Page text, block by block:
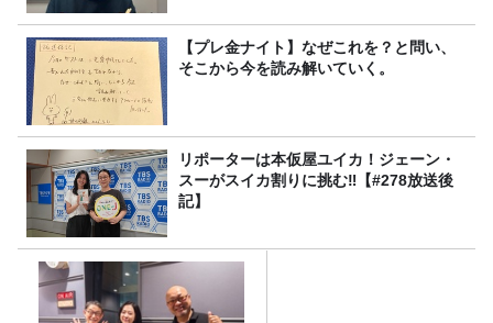
【プレ金ナイト】なぜこれを？と問い、
そこから今を読み解いていく。
リポーターは本仮屋ユイカ！ジェーン・
スーがスイカ割りに挑む‼【#278放送後
記】